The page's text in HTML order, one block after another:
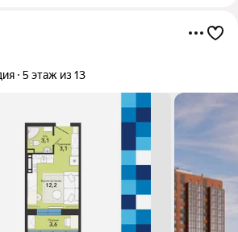
5 этаж из 13